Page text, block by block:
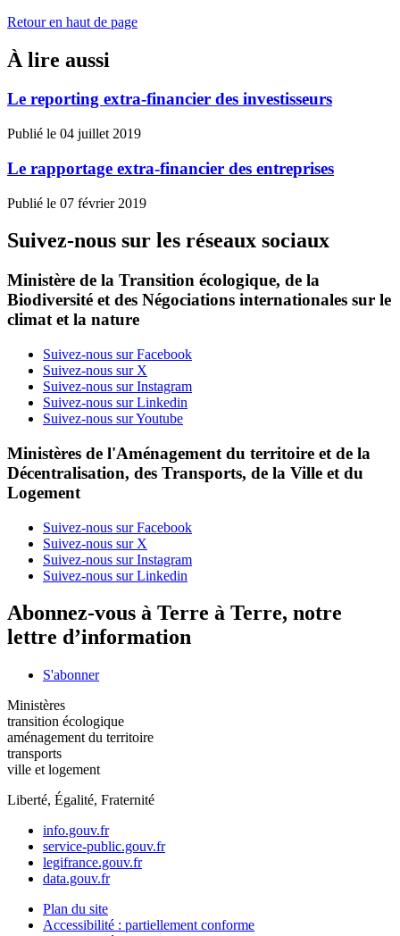
Retour en haut de page
À lire aussi
Le reporting extra-financier des investisseurs
Publié le 04 juillet 2019
Le rapportage extra-financier des entreprises
Publié le 07 février 2019
Suivez-nous sur les réseaux sociaux
Ministère de la Transition écologique, de la
Biodiversité et des Négociations internationales sur le
climat et la nature
Suivez-nous sur Facebook
Suivez-nous sur X
Suivez-nous sur Instagram
Suivez-nous sur Linkedin
Suivez-nous sur Youtube
Ministères de l'Aménagement du territoire et de la
Décentralisation, des Transports, de la Ville et du
Logement
Suivez-nous sur Facebook
Suivez-nous sur X
Suivez-nous sur Instagram
Suivez-nous sur Linkedin
Abonnez-vous à Terre à Terre, notre
lettre d’information
S'abonner
Ministères
transition écologique
aménagement du territoire
transports
ville et logement
Liberté, Égalité, Fraternité
info.gouv.fr
service-public.gouv.fr
legifrance.gouv.fr
data.gouv.fr
Plan du site
Accessibilité : partiellement conforme